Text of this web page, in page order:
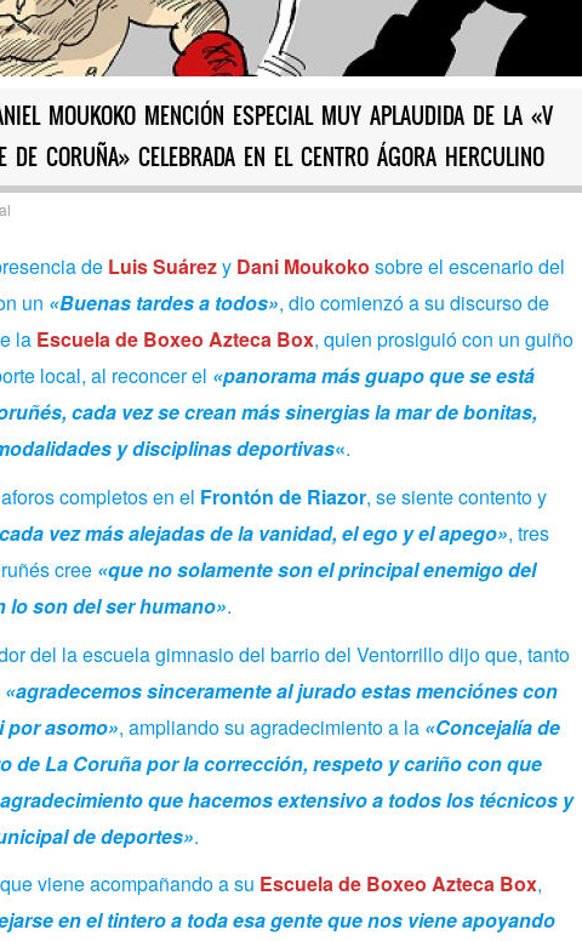
MOUKOKO MENCIÓN ESPECIAL MUY APLAUDIDA DE LA «V
DE CORUÑA» CELEBRADA EN EL CENTRO ÁGORA HERCULINO
de Luis Suárezy Dani Moukoko sobre el escenario del
un «Buenas tardes a todos», dio comienzó a su discurso de
la Escuela de Boxeo Azteca Box, quien prosiguió con un guiño
local, al reconcer el «panorama más guapo que se está
cada vez se crean más sinergias la mar de bonitas,
y disciplinas deportivas«.
completos en el Frontón de Riazor, se siente contento y
vez más alejadas de la vanidad, el ego y el apego», tres
cree «que no solamente son el principal enemigo del
lo son del ser humano».
del la escuela gimnasio del barrio del Ventorrillo dijo que, tanto
«agradecemos sinceramente al jurado estas menciónes con
por asomo», ampliando su agradecimiento a la «Concejalía de
de La Coruña por la corrección, respeto y cariño con que
que hacemos extensivo a todos los técnicos y
de deportes».
viene acompañando a su Escuela de Boxeo Azteca Box,
en el tintero a toda esa gente que nos viene apoyando